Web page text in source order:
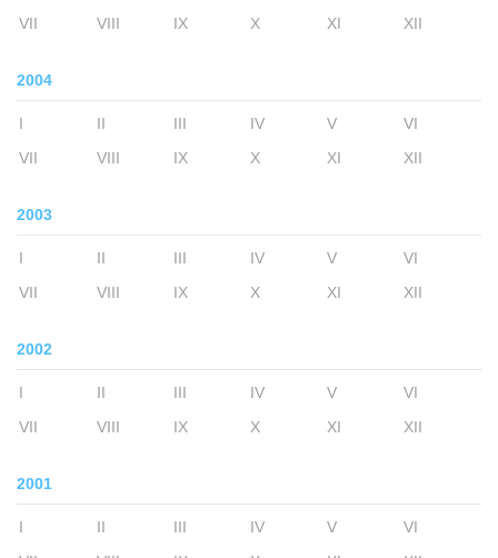
VII
VIII IX X XI XII
2004
I II III IV V
VI
VII
VIII IX X XI XII
2003
I II III IV V
VI
VII
VIII IX X XI XII
2002
I II III IV V
VI
VII
VIII IX X XI XII
2001
I II III IV V
VI